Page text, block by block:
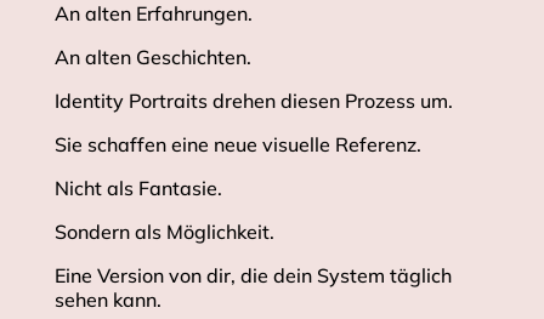
An alten Erfahrungen.
An alten Geschichten.
Identity Portraits drehen diesen Prozess um.
Sie schaffen eine neue visuelle Referenz.
Nicht als Fantasie.
Sondern als Möglichkeit.
Eine Version von dir, die dein System täglich
sehen kann.